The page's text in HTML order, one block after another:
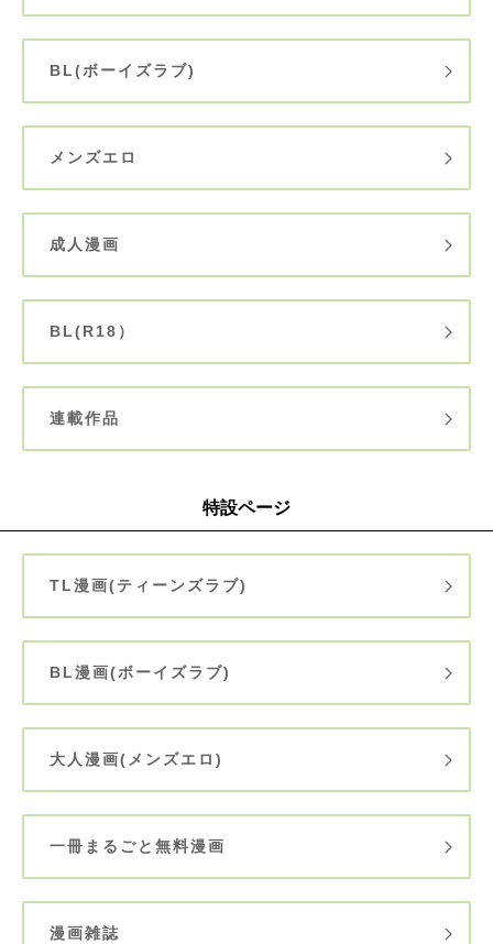
BL(ボーイズラブ)
メンズエロ
成人漫画
BL(R18）
連載作品
特設ページ
TL漫画(ティーンズラブ)
BL漫画(ボーイズラブ)
大人漫画(メンズエロ)
一冊まるごと無料漫画
漫画雑誌